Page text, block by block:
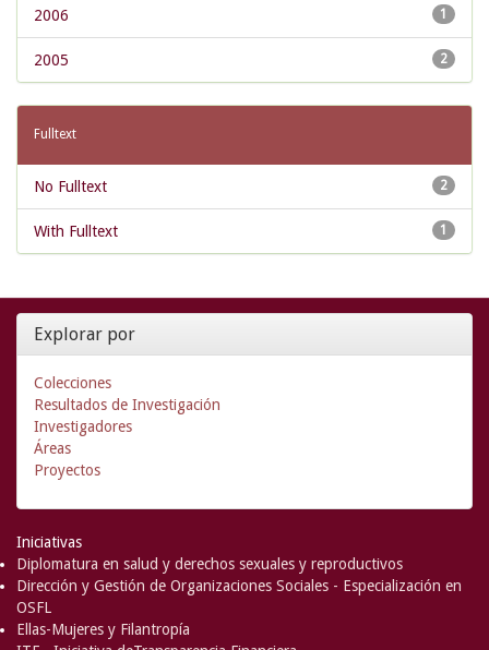
1
2006
2
2005
Fulltext
2
No Fulltext
1
With Fulltext
Explorar por
Colecciones
Resultados de Investigación
Investigadores
Áreas
Proyectos
Iniciativas
Diplomatura en salud y derechos sexuales y reproductivos
Dirección y Gestión de Organizaciones Sociales - Especialización en
OSFL
Ellas-Mujeres y Filantropía